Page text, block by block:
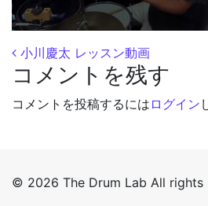
投稿ナビゲーシ
小川慶太 レッスン動画
コメントを残す
コメントを投稿するには ログイン
© 2026 The Drum Lab All rights